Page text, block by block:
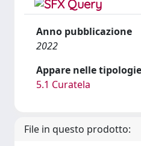
Anno pubblicazione
2022
Appare nelle
5.1 Curatela
File in questo prodotto: